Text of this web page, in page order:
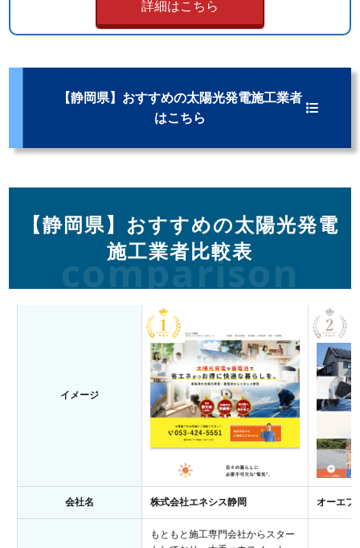
詳細はこちら
【静岡県】おすすめの太陽光発電施工業者
はこちら
【静岡県】おすすめの太陽光発電
施工業者比較表
comparison
イメージ
会社名 株式会社エネシス静岡 オーエフ
もともと施工専門会社からスター